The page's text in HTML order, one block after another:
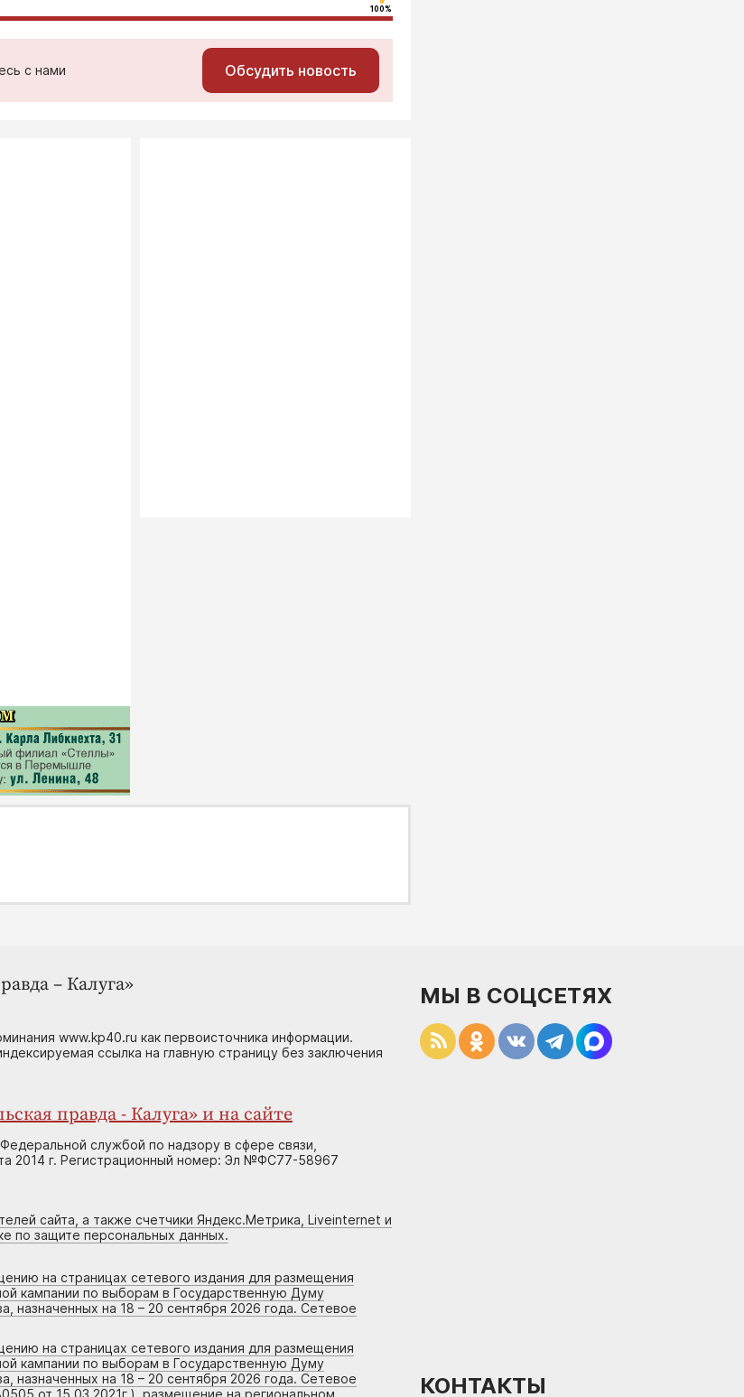
100%
с нами Обсудить новость
– Калуга»
www.kp40.ru как первоисточника информации.
ссылка на главную страницу без заключения
правда - Калуга» и на сайте
службой по надзору в сфере связи,
2014 г. Регистрационный номер: Эл №ФС77-58967
сайта, а также счетчики Яндекс.Метрика, Liveinternet и
по защите персональных данных.
на страницах сетевого издания для размещения
кампании по выборам в Государственную Думу
назначенных на 18 – 20 сентября 2026 года. Сетевое
на страницах сетевого издания для размещения
кампании по выборам в Государственную Думу
назначенных на 18 – 20 сентября 2026 года. Сетевое
от 15.03.2021г.), размещение на региональном
МЫ В СОЦСЕТЯХ
КОНТАКТЫ